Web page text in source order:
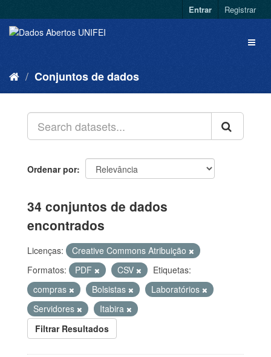
Entrar Registrar
Conjuntos de dados
Ordenar por
34 conjuntos de dados
encontrados
Licenças:
Creative Commons Atribuição
Formatos:
PDF CSV
Etiquetas:
compras
Bolsistas
Laboratórios
Servidores
Itabira
Filtrar Resultados